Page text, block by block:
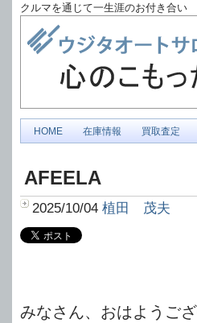
クルマを通じて一生涯のお付き合
HOME 在庫情報 買取査定
AFEELA
2025/10/04 植田 茂夫
みなさん、おはようござ